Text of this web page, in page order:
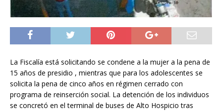
La Fiscalía está solicitando se condene a la mujer a la pena de
15 años de presidio , mientras que para los adolescentes se
solicita la pena de cinco años en régimen cerrado con
programa de reinserción social. La detención de los individuos
se concretó en el terminal de buses de Alto Hospicio tras